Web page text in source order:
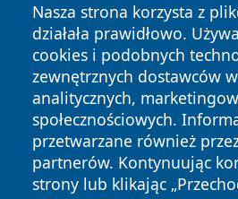
Nasza strona korzysta z
działała prawidłowo.
cookies i podobnych
zewnętrznych dostawców
analitycznych,
społecznościowych.
przetwarzane również
partnerów. Kontynuując
strony lub klikając
Copyright © 2026 suwalkinews.pl
zastrzeżone.
Polityka